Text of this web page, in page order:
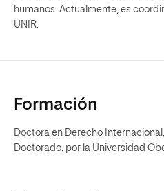
humanos. Actualmente, es
UNIR.
Formación
Doctora en Derecho
Doctorado, por la Universidad